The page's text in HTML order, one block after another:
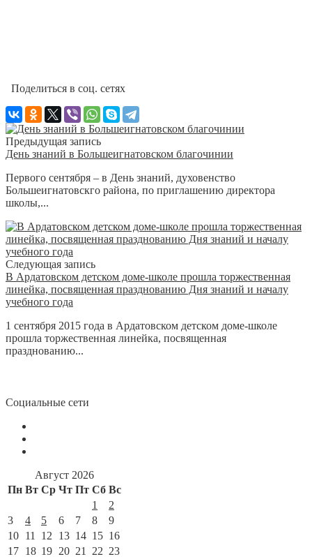
Поделиться в соц. сетях
Предыдущая запись
День знаний в Большеигнатовском благочинии
Первого сентября – в День знаний, духовенство
Большеигнатовскго района, по приглашению директора
школы,...
Следующая запись
В Ардатовском детском доме-школе прошла торжественная
линейка, посвященная празднованию Дня знаний и началу
учебного года
1 сентября 2015 года в Ардатовском детском доме-школе
прошла торжественная линейка, посвященная
празднованию...
Социальные сети
Август 2026
Пн Вт Ср Чт Пт Сб Вс
1
2
3
4 5 6 7 8
9
10 11 12 13 14 15 16
17 18 19 20 21 22 23